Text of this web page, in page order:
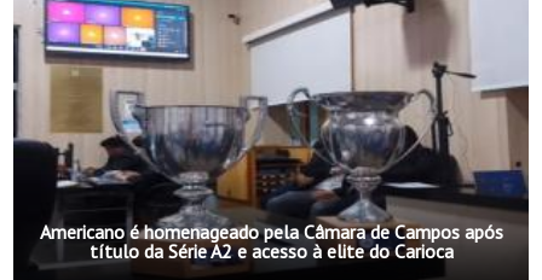
Americano é homenageado pela Câmara de Campos após
título da Série A2 e acesso à elite do Carioca